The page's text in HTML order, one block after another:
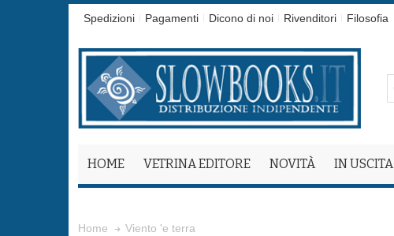
Spedizioni Pagamenti Dicono di noi Rivenditori Filosofia
HOME VETRINA EDITORE NOVITÀ IN USCITA
Home Viento 'e terra